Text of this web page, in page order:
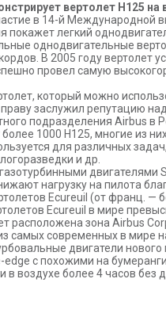
вертолет Н125 на
в 14-й Международной
покажет легкий
однодвигательные
В 2005 году вертолет
провел самую
который можно
заслужил репутацию
подразделения Airbus в
1000 H125, многие из
для различных
и др.
двигателями
нагрузку на пилота
Ecureuil (от франц. —
Ecureuil в мире
расположена зона Airbus
самых современных в мире
двигатели
edge с похожими на
в воздухе более 4 часов